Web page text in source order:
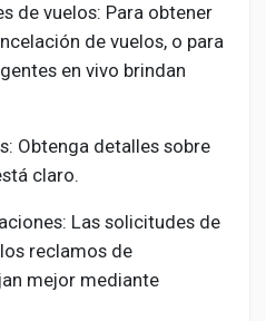
de vuelos: Para obtener
de vuelos, o para
en vivo brindan
Obtenga detalles sobre
claro.
Las solicitudes de
reclamos de
mejor mediante